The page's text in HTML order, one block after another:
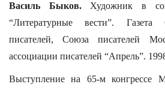
Василь Быков.Художник в
“Литературные вести”. Газета
писателей, Союза писателей
ассоциации писателей “Апрель”.
Выступление на 65-м конгрессе